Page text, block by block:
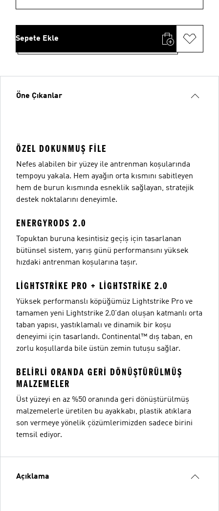
Sepete Ekle
Öne Çıkanlar
ÖZEL DOKUNMUŞ FILE
Nefes alabilen bir yüzey ile antrenman koşularında
tempoyu yakala. Hem ayağın orta kısmını sabitleyen
hem de burun kısmında esneklik sağlayan, stratejik
destek noktalarını deneyimle.
ENERGYRODS 2.0
Topuktan buruna kesintisiz geçiş için tasarlanan
bütünsel sistem, yarış günü performansını yüksek
hızdaki antrenman koşularına taşır.
LIGHTSTRIKE PRO + LIGHTSTRIKE 2.0
Yüksek performanslı köpüğümüz Lightstrike Pro ve
tamamen yeni Lightstrike 2.0'dan oluşan katmanlı orta
taban yapısı, yastıklamalı ve dinamik bir koşu
deneyimi için tasarlandı. Continental™ dış taban, en
zorlu koşullarda bile üstün zemin tutuşu sağlar.
BELIRLI ORANDA GERI DÖNÜŞTÜRÜLMÜŞ
MALZEMELER
Üst yüzeyi en az %50 oranında geri dönüştürülmüş
malzemelerle üretilen bu ayakkabı, plastik atıklara
son vermeye yönelik çözümlerimizden sadece birini
temsil ediyor.
Açıklama